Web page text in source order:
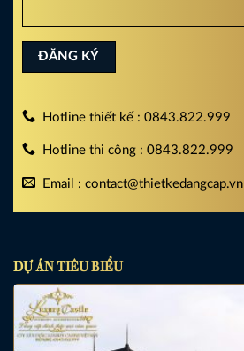
Hotline thiết kế : 0843.822.999
Hotline thi công : 0843.822.999
Email : contact@thietkedangcap.vn
DỰ ÁN TIÊU BIỂU